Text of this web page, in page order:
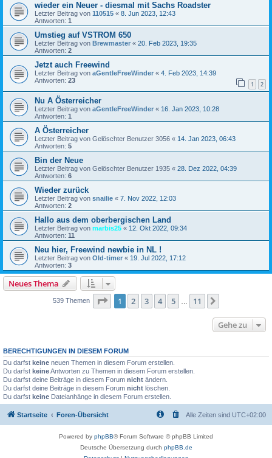
wieder ein Neuer - diesmal mit Sachs Roadster
Letzter Beitrag von 110515 « 8. Jun 2023, 12:43
Antworten: 1
Umstieg auf VSTROM 650
Letzter Beitrag von Brewmaster « 20. Feb 2023, 19:35
Antworten: 2
Jetzt auch Freewind
Letzter Beitrag von aGentleFreeWinder « 4. Feb 2023, 14:39
Antworten: 23 1 2
Nu A Österreicher
Letzter Beitrag von aGentleFreeWinder « 16. Jan 2023, 10:28
Antworten: 1
A Österreicher
Letzter Beitrag von Gelöschter Benutzer 3056 « 14. Jan 2023, 06:43
Antworten: 5
Bin der Neue
Letzter Beitrag von Gelöschter Benutzer 1935 « 28. Dez 2022, 04:39
Antworten: 6
Wieder zurück
Letzter Beitrag von snailie « 7. Nov 2022, 12:03
Antworten: 2
Hallo aus dem oberbergischen Land
Letzter Beitrag von marbis25 « 12. Okt 2022, 09:34
Antworten: 11
Neu hier, Freewind newbie in NL !
Letzter Beitrag von Old-timer « 19. Jul 2022, 17:12
Antworten: 3
Neues Thema
539 Themen Seite 1von 11
1 2 3 4 5 11
Gehe zu
BERECHTIGUNGEN IN DIESEM FORUM
Du darfst keine neuen Themen in diesem Forum erstellen.
Du darfst keineAntworten zu Themen in diesem Forum erstellen.
Du darfst deine Beiträge in diesem Forum nicht ändern.
Du darfst deine Beiträge in diesem Forum nicht löschen.
Du darfst keine Dateianhänge in diesem Forum erstellen.
Startseite Foren-Übersicht Alle Zeiten sind UTC+02:00
Powered by phpBB® Forum Software © phpBB Limited
Deutsche Übersetzung durch phpBB.de